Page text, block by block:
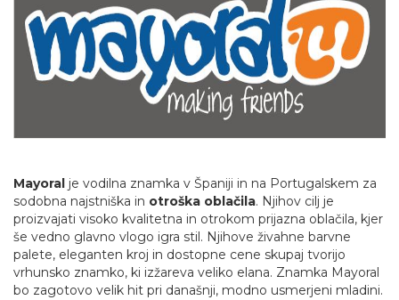
Mayoral je vodilna znamka v Španiji in na Portugalskem za
sodobna najstniška in otroška oblačila. Njihov cilj je
proizvajati visoko kvalitetna in otrokom prijazna oblačila, kjer
še vedno glavno vlogo igra stil. Njihove živahne barvne
palete, eleganten kroj in dostopne cene skupaj tvorijo
vrhunsko znamko, ki izžareva veliko elana. Znamka Mayoral
bo zagotovo velik hit pri današnji, modno usmerjeni mladini.